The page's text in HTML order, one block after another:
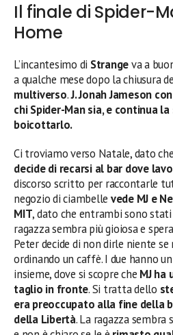
Il finale di Spider-
Home
L’incantesimo di Strangeva a
a qualche mese dopo la chiusura
multiverso.J. Jonah Jameson
chi Spider-Man sia, e continua
boicottarlo.
Ci troviamo verso Natale, dato
decide di recarsi al bar dove
discorso scritto per raccontarle
negozio di ciambelle vede MJ e
MIT, dato che entrambi sono stati
ragazza sembra più gioiosa e
Peter decide di non dirle niente
ordinando un caffè. I due hanno
insieme, dove si scopre che MJ ha
taglio in fronte. Si tratta dello
era preoccupato alla fine della
della Libertà. La ragazza sembra